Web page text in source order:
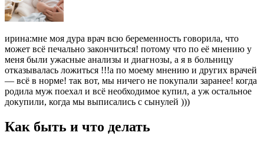
ирина:мне моя дура врач всю беременность говорила, что
может всё печально закончиться! потому что по её мнению у
меня были ужасные анализы и диагнозы, а я в больницу
отказывалась ложиться !!!а по моему мнению и других врачей
— всё в норме! так вот, мы ничего не покупали заранее! когда
родила муж поехал и всё необходимое купил, а уж остальное
докупили, когда мы выписались с сынулей )))
Как быть и что делать